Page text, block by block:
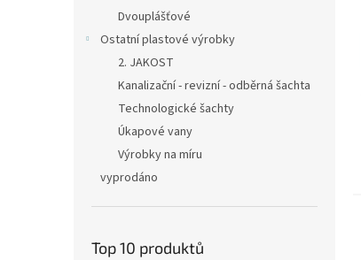
Dvouplášťové
Ostatní plastové výrobky
2. JAKOST
Kanalizační - revizní - odběrná šachta
Technologické šachty
Úkapové vany
Výrobky na míru
vyprodáno
Top 10 produktů